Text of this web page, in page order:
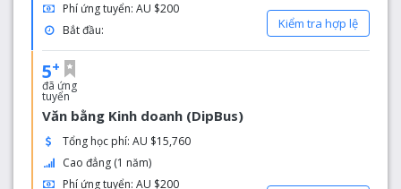
Phí ứng tuyển: AU $200
Bắt đầu:
Kiểm tra hợp lệ
5+
đã ứng
tuyển
Văn bằng Kinh doanh (DipBus)
Tổng học phí: AU $15,760
Cao đẳng (1 năm)
Phí ứng tuyển: AU $200